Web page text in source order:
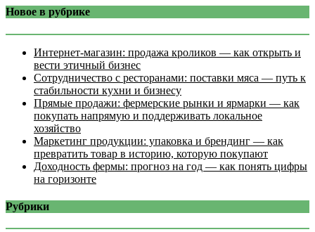
Новое в рубрике
Интернет‑магазин: продажа кроликов — как открыть и
вести этичный бизнес
Сотрудничество с ресторанами: поставки мяса — путь к
стабильности кухни и бизнесу
Прямые продажи: фермерские рынки и ярмарки — как
покупать напрямую и поддерживать локальное
хозяйство
Маркетинг продукции: упаковка и брендинг — как
превратить товар в историю, которую покупают
Доходность фермы: прогноз на год — как понять цифры
на горизонте
Рубрики